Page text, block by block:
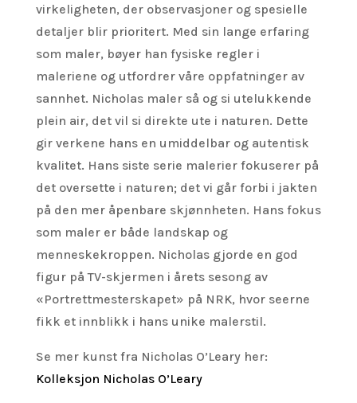
virkeligheten, der observasjoner og spesielle
detaljer blir prioritert. Med sin lange erfaring
som maler, bøyer han fysiske regler i
maleriene og utfordrer våre oppfatninger av
sannhet. Nicholas maler så og si utelukkende
plein air, det vil si direkte ute i naturen. Dette
gir verkene hans en umiddelbar og autentisk
kvalitet. Hans siste serie malerier fokuserer på
det oversette i naturen; det vi går forbi i jakten
på den mer åpenbare skjønnheten. Hans fokus
som maler er både landskap og
menneskekroppen. Nicholas gjorde en god
figur på TV-skjermen i årets sesong av
«Portrettmesterskapet» på NRK, hvor seerne
fikk et innblikk i hans unike malerstil.
Se mer kunst fra Nicholas O’Leary her:
Kolleksjon Nicholas O’Leary